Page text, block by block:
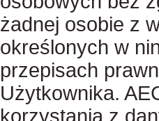
żadnej osobie z
określonych w
przepisach
Użytkownika.
korzystania z